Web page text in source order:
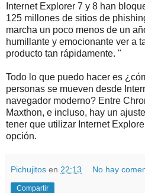
Internet Explorer 7 y 8 han
125 millones de sitios de
marcha un poco menos de un
humillante y emocionante ver a
producto tan rápidamente. "
Todo lo que puedo hacer es
personas se mueven desde
navegador moderno? Entre
Maxthon, e incluso, hay un
tener que utilizar Internet
opción.
Pichujitos en 22:13 No hay
Compartir